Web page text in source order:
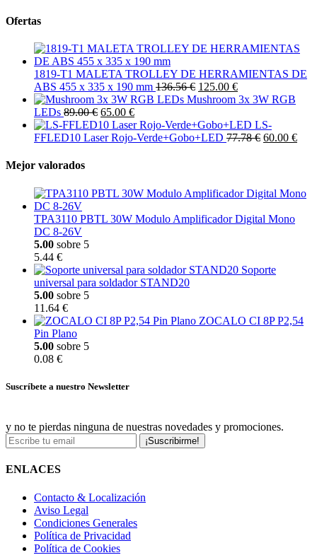
Ofertas
1819-T1 MALETA TROLLEY DE HERRAMIENTAS DE
ABS 455 x 335 x 190 mm 136.56 € 125.00 €
Mushroom 3x 3W RGB
LEDs 89.00 € 65.00 €
LS-
FFLED10 Laser Rojo-Verde+Gobo+LED 77.78 € 60.00 €
Mejor valorados
TPA3110 PBTL 30W Modulo Amplificador Digital Mono
DC 8-26V
5.00 sobre 5
5.44 €
Soporte
universal para soldador STAND20
5.00 sobre 5
11.64 €
ZOCALO CI 8P P2,54
Pin Plano
5.00 sobre 5
0.08 €
Suscríbete a nuestro Newsletter
y no te pierdas ninguna de nuestras novedades y promociones.
¡Suscribirme!
ENLACES
Contacto & Localización
Aviso Legal
Condiciones Generales
Política de Privacidad
Política de Cookies